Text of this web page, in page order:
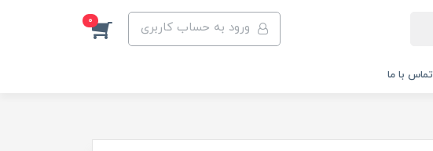
ورود به حساب کاربری 0
تماس با ما